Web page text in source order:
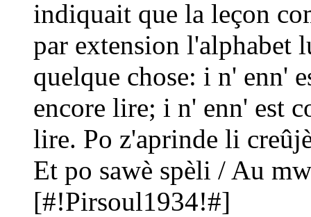
indiquait que la leçon
par extension l'alphabet
quelque chose: i n' enn'
encore lire; i n' enn' est
lire. Po z'aprinde li
Et po sawè spèli / Au
[#!Pirsoul1934!#]